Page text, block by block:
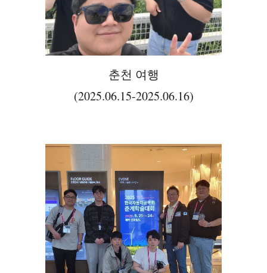
춘천 여행
(2025.06.15-2025.06.16)